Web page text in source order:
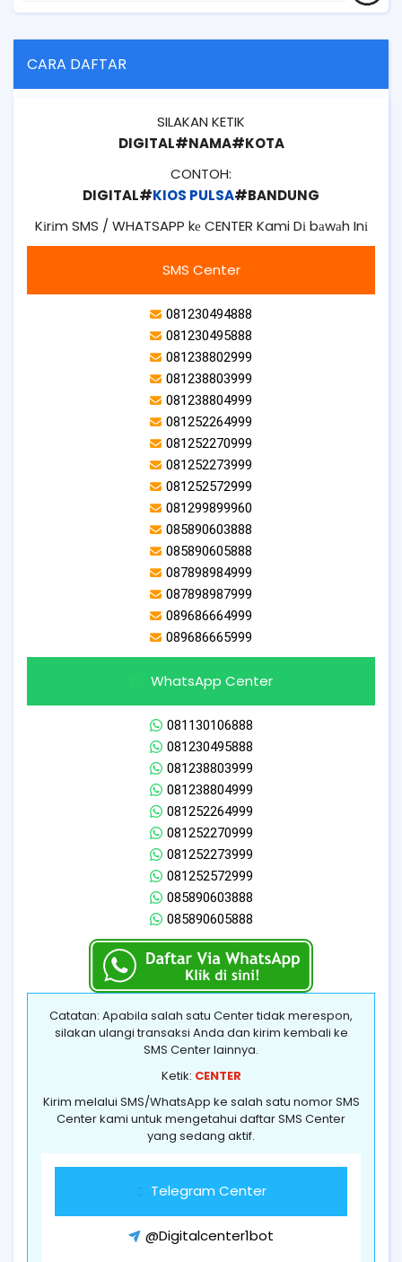
CARA DAFTAR
SILAKAN KETIK
DIGITAL#NAMA#KOTA
CONTOH:
DIGITAL#KIOS PULSA#BANDUNG
Kіrіm SMS / WHATSAPP kе CENTER Kami Dі bаwаh Inі
SMS Center
081230494888
081230495888
081238802999
081238803999
081238804999
081252264999
081252270999
081252273999
081252572999
081299899960
085890603888
085890605888
087898984999
087898987999
089686664999
089686665999
WhatsApp Center
081130106888
081230495888
081238803999
081238804999
081252264999
081252270999
081252273999
081252572999
085890603888
085890605888
Catatan: Apabila salah satu Center tidak merespon,
silakan ulangi transaksi Anda dan kirim kembali ke
SMS Center lainnya.
Ketik: CENTER
Kirim melalui SMS/WhatsApp ke salah satu nomor SMS
Center kami untuk mengetahui daftar SMS Center
yang sedang aktif.
Telegram Center
@Digitalcenter1bot